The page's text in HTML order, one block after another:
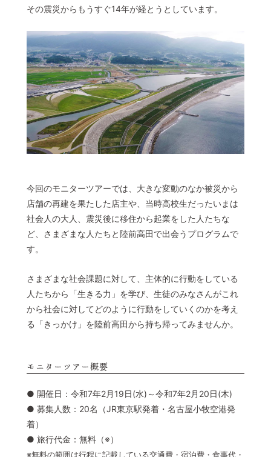
その震災からもうすぐ14年が経とうとしています。
今回のモニターツアーでは、大きな変動のなか被災から
店舗の再建を果たした店主や、当時高校生だったいまは
社会人の大人、震災後に移住から起業をした人たちな
ど、さまざまな人たちと陸前高田で出会うプログラムで
す。
さまざまな社会課題に対して、主体的に行動をしている
人たちから「生きる力」を学び、生徒のみなさんがこれ
から社会に対してどのように行動をしていくのかを考え
る「きっかけ」を陸前高田から持ち帰ってみませんか。
モニターツアー概要
● 開催日：令和7年2月19日(水)～令和7年2月20日(木)
● 募集人数：20名（JR東京駅発着・名古屋小牧空港発
着）
● 旅行代金：無料（※）
※無料の範囲は行程に記載している交通費・宿泊費・食事代・